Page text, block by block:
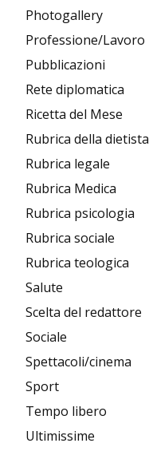
Photogallery
Professione/Lavoro
Pubblicazioni
Rete diplomatica
Ricetta del Mese
Rubrica della dietista
Rubrica legale
Rubrica Medica
Rubrica psicologia
Rubrica sociale
Rubrica teologica
Salute
Scelta del redattore
Sociale
Spettacoli/cinema
Sport
Tempo libero
Ultimissime